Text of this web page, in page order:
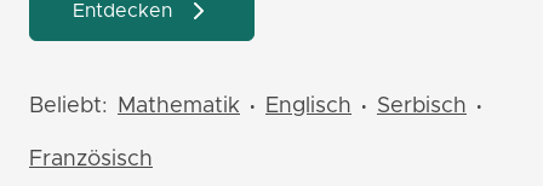
Entdecken
Beliebt: Mathematik • Englisch • Serbisch •
Französisch